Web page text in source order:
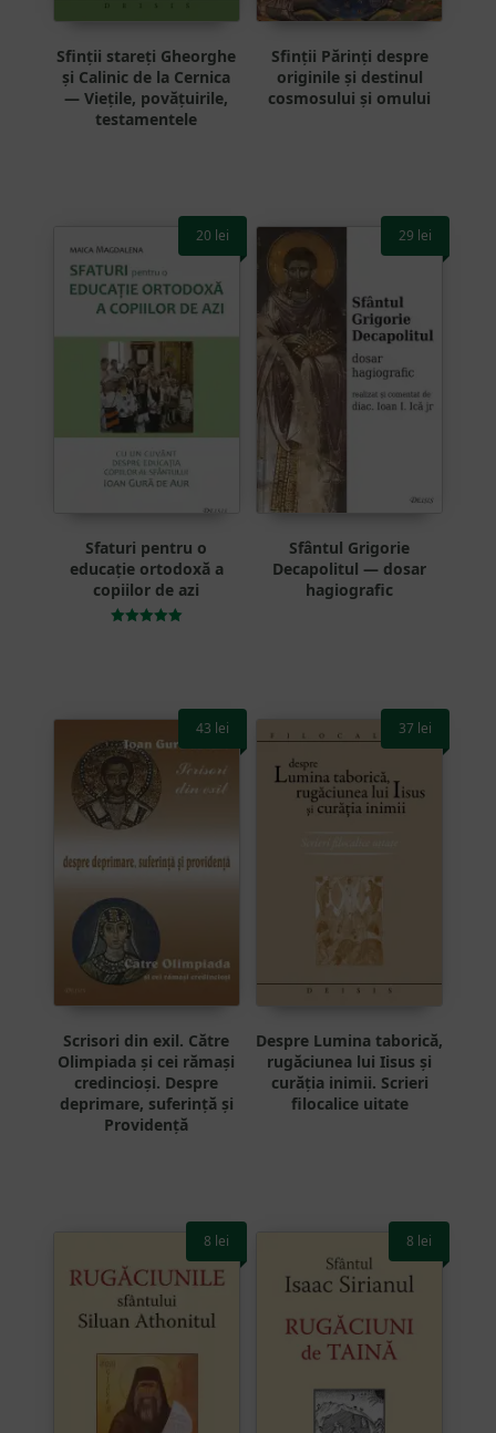
Sfinții stareți Gheorghe
și Calinic de la Cernica
— Viețile, povățuirile,
testamentele
Sfinții Părinți despre
originile și destinul
cosmosului și omului
Sfaturi pentru o
educație ortodoxă a
copiilor de azi
20 lei
Sfântul Grigorie
Decapolitul — dosar
hagiografic
29 lei
Scrisori din exil. Către
Olimpiada și cei rămași
credincioși. Despre
deprimare, suferință și
Providență
43 lei
Despre Lumina taborică,
rugăciunea lui Iisus și
curăția inimii. Scrieri
filocalice uitate
37 lei
8 lei 8 lei